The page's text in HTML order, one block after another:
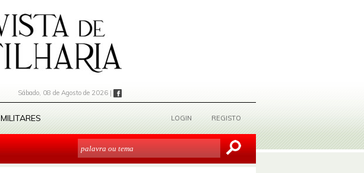
Sábado, 08 de Agosto de 2026 |
MILITARES LOGIN REGISTO